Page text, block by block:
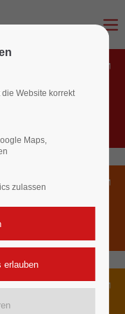
Feststellanlagen
Website korrekt
Maps,
zulassen